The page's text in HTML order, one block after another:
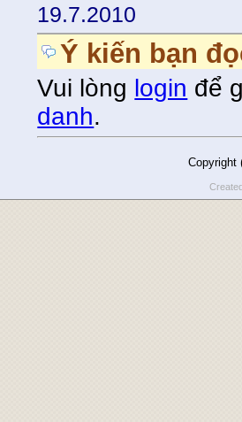
19.7.2010
Ý kiến bạn
Vui lòng login để
danh.
Copyright